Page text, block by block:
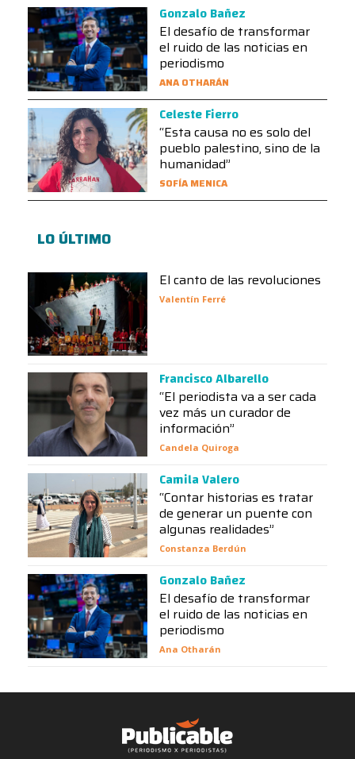
Gonzalo Bañez
El desafío de transformar
el ruido de las noticias en
periodismo
ANA OTHARÁN
Celeste Fierro
“Esta causa no es solo del
pueblo palestino, sino de la
humanidad”
SOFÍA MENICA
LO ÚLTIMO
El canto de las revoluciones
Valentín Ferré
Francisco Albarello
“El periodista va a ser cada
vez más un curador de
información”
Candela Quiroga
Camila Valero
“Contar historias es tratar
de generar un puente con
algunas realidades”
Constanza Berdún
Gonzalo Bañez
El desafío de transformar
el ruido de las noticias en
periodismo
Ana Otharán